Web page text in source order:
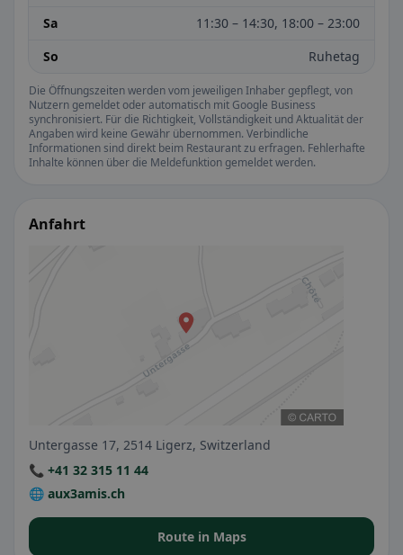
Sa
11:30 – 14:30, 18:00 – 23:00
So
Ruhetag
Die Öffnungszeiten werden vom jeweiligen Inhaber gepflegt, von
Nutzern gemeldet oder automatisch mit Google Business
synchronisiert. Für die Richtigkeit, Vollständigkeit und Aktualität der
Angaben wird keine Gewähr übernommen. Verbindliche
Informationen sind direkt beim Restaurant zu erfragen. Fehlerhafte
Inhalte können über die Meldefunktion gemeldet werden.
Anfahrt
Untergasse 17, 2514 Ligerz, Switzerland
📞 +41 32 315 11 44
🌐 aux3amis.ch
Route in Maps